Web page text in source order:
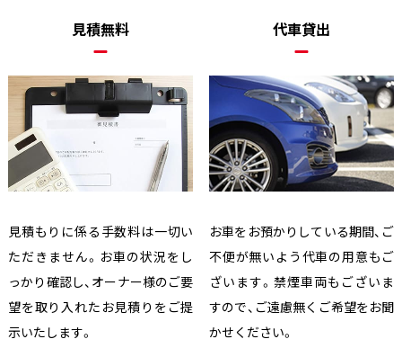
見積無料
見積もりに係る手数料は一切い
ただきません。お車の状況をし
っかり確認し、オーナー様のご要
望を取り入れたお見積りをご提
示いたします。
代車貸出
お車をお預かりしている期間、ご
不便が無いよう代車の用意もご
ざいます。禁煙車両もございま
すので、ご遠慮無くご希望をお聞
かせください。